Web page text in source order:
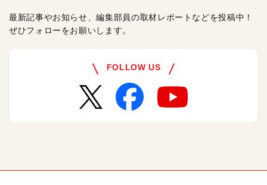
最新記事やお知らせ、編集部員の取材レポートなどを投稿中！
ぜひフォローをお願いします。
FOLLOW US